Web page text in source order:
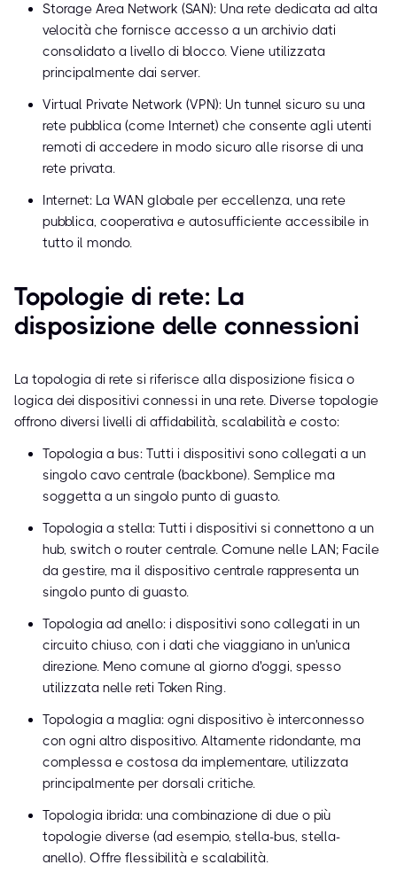
Storage Area Network (SAN): Una rete dedicata ad alta
velocità che fornisce accesso a un archivio dati
consolidato a livello di blocco. Viene utilizzata
principalmente dai server.
Virtual Private Network (VPN): Un tunnel sicuro su una
rete pubblica (come Internet) che consente agli utenti
remoti di accedere in modo sicuro alle risorse di una
rete privata.
Internet: La WAN globale per eccellenza, una rete
pubblica, cooperativa e autosufficiente accessibile in
tutto il mondo.
Topologie di rete: La
disposizione delle connessioni
La topologia di rete si riferisce alla disposizione fisica o
logica dei dispositivi connessi in una rete. Diverse topologie
offrono diversi livelli di affidabilità, scalabilità e costo:
Topologia a bus: Tutti i dispositivi sono collegati a un
singolo cavo centrale (backbone). Semplice ma
soggetta a un singolo punto di guasto.
Topologia a stella: Tutti i dispositivi si connettono a un
hub, switch o router centrale. Comune nelle LAN; Facile
da gestire, ma il dispositivo centrale rappresenta un
singolo punto di guasto.
Topologia ad anello: i dispositivi sono collegati in un
circuito chiuso, con i dati che viaggiano in un'unica
direzione. Meno comune al giorno d'oggi, spesso
utilizzata nelle reti Token Ring.
Topologia a maglia: ogni dispositivo è interconnesso
con ogni altro dispositivo. Altamente ridondante, ma
complessa e costosa da implementare, utilizzata
principalmente per dorsali critiche.
Topologia ibrida: una combinazione di due o più
topologie diverse (ad esempio, stella-bus, stella-
anello). Offre flessibilità e scalabilità.